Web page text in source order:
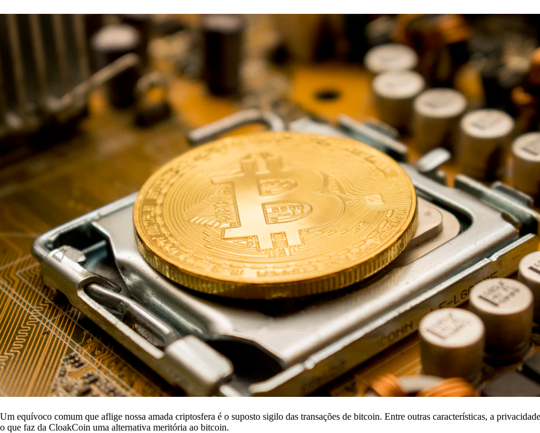
Um equívoco comum que aflige nossa amada criptosfera é o suposto sigilo das transações de bitcoin. Entre outras características, a
o que faz da CloakCoin uma alternativa meritória ao bitcoin.